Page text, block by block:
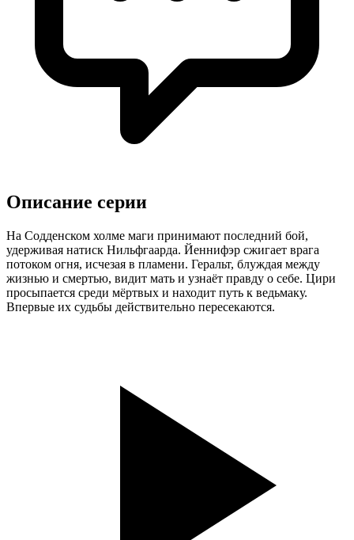
Описание серии
На Содденском холме маги принимают последний бой,
удерживая натиск Нильфгаарда. Йеннифэр сжигает врага
потоком огня, исчезая в пламени. Геральт, блуждая между
жизнью и смертью, видит мать и узнаёт правду о себе. Цири
просыпается среди мёртвых и находит путь к ведьмаку.
Впервые их судьбы действительно пересекаются.